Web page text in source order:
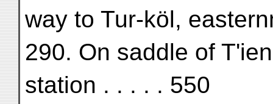
way to Tur-köl,
290. On saddle of
station . . . . . 550